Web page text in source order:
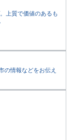
上質で価値のあるも
の情報などをお伝え